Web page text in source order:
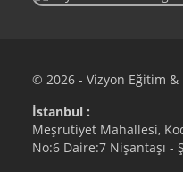
© 2026 - Vizyon Eğitim &
İstanbul :
Meşrutiyet Mahallesi,
No:6 Daire:7 Nişantaşı -